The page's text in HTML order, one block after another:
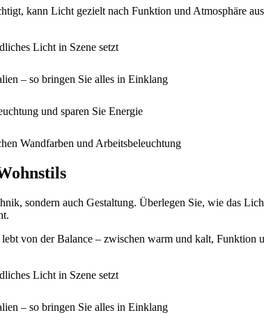
kann Licht gezielt nach Funktion und Atmosphäre
Licht in Szene setzt
– so bringen Sie alles in Einklang
und sparen Sie Energie
Wandfarben und Arbeitsbeleuchtung
sondern auch Gestaltung. Überlegen Sie, wie das
von der Balance – zwischen warm und kalt, Funktion
Licht in Szene setzt
– so bringen Sie alles in Einklang